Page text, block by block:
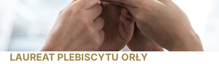
LAUREAT PLEBISCYTU ORŁY